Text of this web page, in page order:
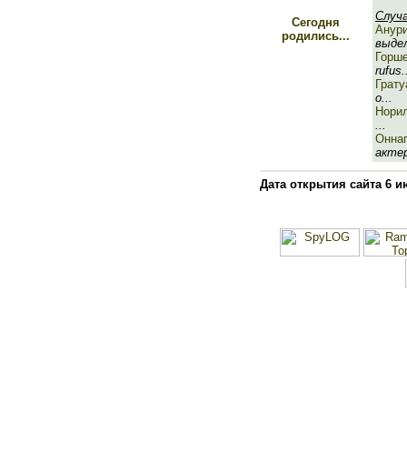
Сегодня
родились...
о...
...
Дата открытия сайта 6